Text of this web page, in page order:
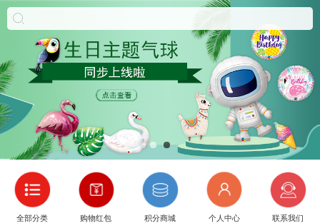
全部分类 购物红包 积分商城 个人中心 联系我们